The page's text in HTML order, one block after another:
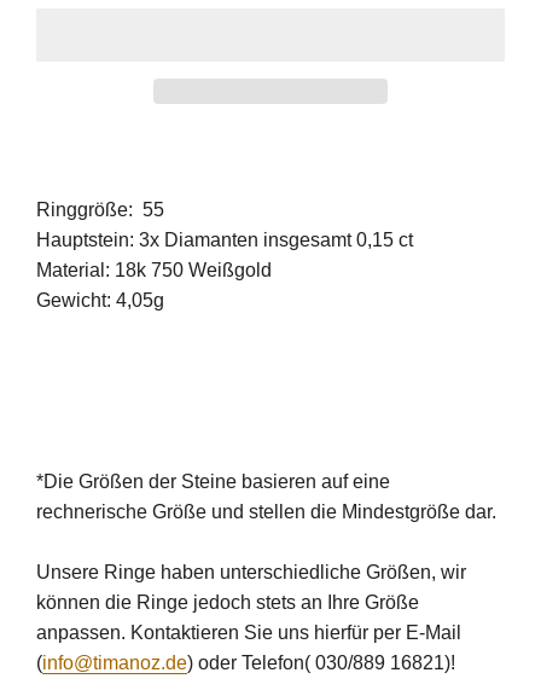
Ringgröße: 55
Hauptstein: 3x Diamanten insgesamt 0,15 ct
Material: 18k 750 Weißgold
Gewicht: 4,05g
*Die Größen der Steine basieren auf eine
rechnerische Größe und stellen die Mindestgröße dar.
Unsere Ringe haben unterschiedliche Größen, wir
können die Ringe jedoch stets an Ihre Größe
anpassen. Kontaktieren Sie uns hierfür per E-Mail
(info@timanoz.de) oder Telefon( 030/889 16821)!